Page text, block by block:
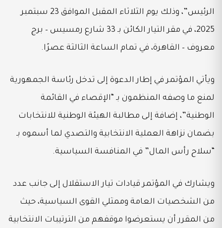
الرئيس”، وذلك يوم الثلاثاء المقبل الموافق 23 سبتمبر
2025، في مقر التيار الكائن بـ 33 شارع رمسيس – برج
معروف – القاهرة، في تمام الساعة الثالثة عصرًا.
ويأتي المؤتمر في إطار الدعوة إلى تدخل رئاسة الجمهورية
لمنع ما وصفه المنظمون بـ “الإقصاء في القائمة
الوطنية”، إضافة إلى مطالبة الهيئة الوطنية للانتخابات
بضمان نزاهة العملية الانتخابية والتصدي لما أسموه بـ
“سلاح رأس المال” في المنافسة السياسية.
ويشارك في المؤتمر قيادات تيار الاستقلال إلى جانب عدد
من الشخصيات العامة وممثلي القوى السياسية، حيث
من المقرر أن يستعرضوا موقفهم من الترتيبات الانتخابية